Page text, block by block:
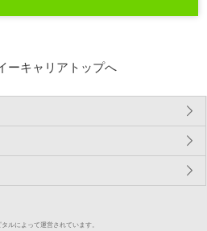
ーキャリアトップへ
ルによって運営されています。